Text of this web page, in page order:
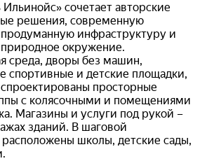
сочетает авторские
решения, современную
инфраструктуру и
окружение.
среда, дворы без машин,
спортивные и детские площадки,
просторные
с колясочными и помещениями
Магазины и услуги под рукой –
зданий. В шаговой
расположены школы, детские сады,